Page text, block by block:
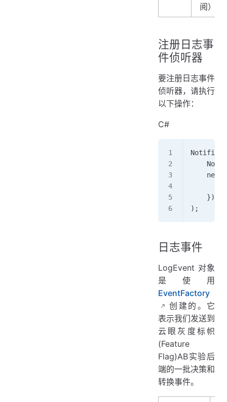
阅）。
注册日志事
件侦听器
要注册日志事件
侦听器，请执行
以下操作：
C#
);
日志事件
LogEvent 对象
是使用
EventFactory
创建的。它
表示我们发送到
云眼灰度标帜
(Feature
Flag)AB实验后
端的一批决策和
转换事件。